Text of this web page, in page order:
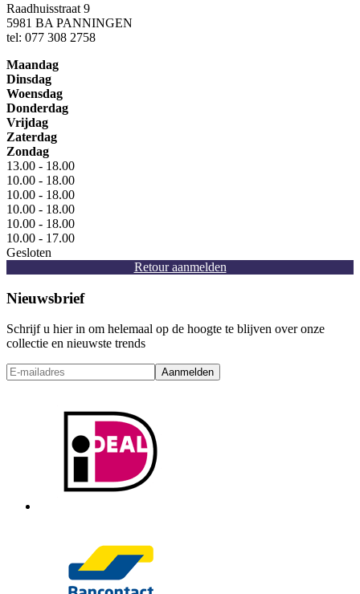
Raadhuisstraat 9
5981 BA PANNINGEN
tel: 077 308 2758
Maandag
Dinsdag
Woensdag
Donderdag
Vrijdag
Zaterdag
Zondag
13.00 - 18.00
10.00 - 18.00
10.00 - 18.00
10.00 - 18.00
10.00 - 18.00
10.00 - 17.00
Gesloten
Retour aanmelden
Nieuwsbrief
Schrijf u hier in om helemaal op de hoogte te blijven over onze
collectie en nieuwste trends
Aanmelden